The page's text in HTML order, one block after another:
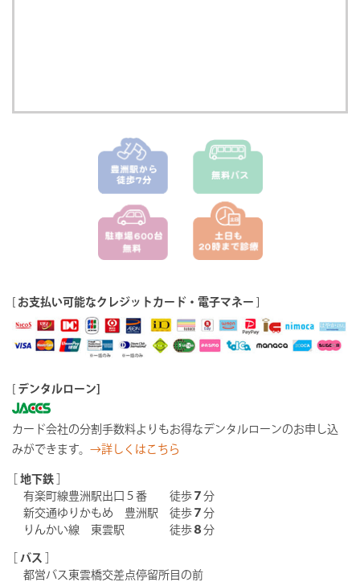
お支払い可能なクレジットカード・電子マネー
デンタルローン]
カード会社の分割手数料よりもお得なデンタルローンのお申し込
みができます。 →詳しくはこちら
地下鉄
有楽町線豊洲駅出口５番 徒歩 ７ 分
新交通ゆりかもめ 豊洲駅 徒歩 ７ 分
りんかい線 東雲駅 徒歩 ８ 分
バス
都営バス東雲橋交差点停留所目の前